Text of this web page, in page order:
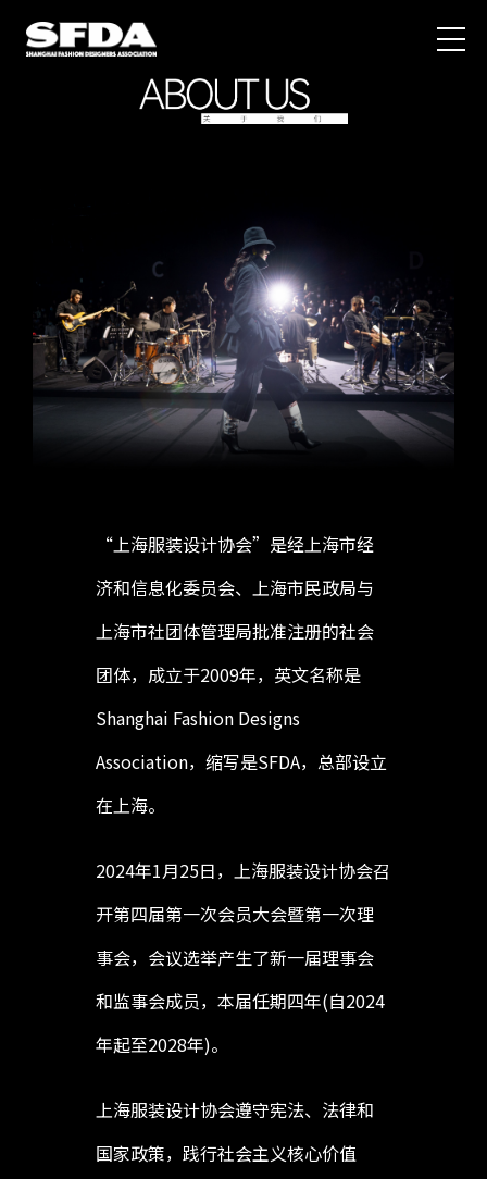
“上海服装设计协会”是经上海市经
济和信息化委员会、上海市民政局与
上海市社团体管理局批准注册的社会
团体，成立于2009年，英文名称是
Shanghai Fashion Designs
Association，缩写是SFDA，总部设立
在上海。
2024年1月25日，上海服装设计协会召
开第四届第一次会员大会暨第一次理
事会，会议选举产生了新一届理事会
和监事会成员，本届任期四年(自2024
年起至2028年)。
上海服装设计协会遵守宪法、法律和
国家政策，践行社会主义核心价值